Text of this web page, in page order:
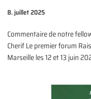
8. juillet 2025
Commentaire de notre
Cherif Le premier forum
Marseille les 12 et 13 juin